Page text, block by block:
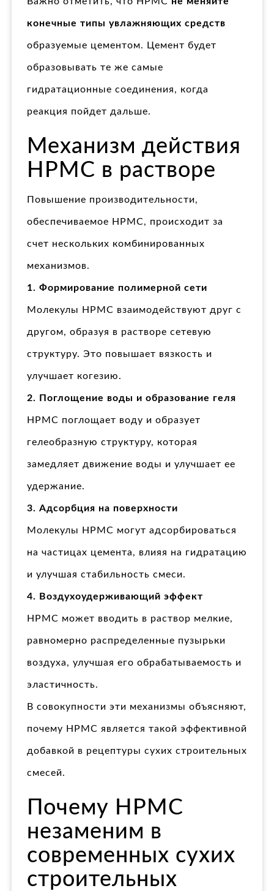
конечные типы увлажняющих средств
образуемые цементом. Цемент будет
образовывать те же самые
гидратационные соединения, когда
реакция пойдет дальше.
Механизм действия
HPMC в растворе
Повышение производительности,
обеспечиваемое HPMC, происходит за
счет нескольких комбинированных
механизмов.
1. Формирование полимерной сети
Молекулы HPMC взаимодействуют друг с
другом, образуя в растворе сетевую
структуру. Это повышает вязкость и
улучшает когезию.
2. Поглощение воды и образование геля
HPMC поглощает воду и образует
гелеобразную структуру, которая
замедляет движение воды и улучшает ее
удержание.
3. Адсорбция на поверхности
Молекулы HPMC могут адсорбироваться
на частицах цемента, влияя на гидратацию
и улучшая стабильность смеси.
4. Воздухоудерживающий эффект
HPMC может вводить в раствор мелкие,
равномерно распределенные пузырьки
воздуха, улучшая его обрабатываемость и
эластичность.
В совокупности эти механизмы объясняют,
почему HPMC является такой эффективной
добавкой в рецептуры сухих строительных
смесей.
Почему HPMC
незаменим в
современных сухих
строительных